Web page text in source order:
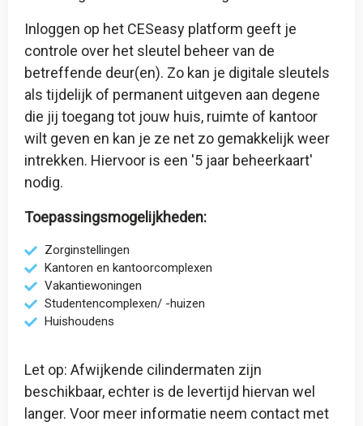
Inloggen op het CESeasy platform geeft je
controle over het sleutel beheer van de
betreffende deur(en). Zo kan je digitale sleutels
als tijdelijk of permanent uitgeven aan degene
die jij toegang tot jouw huis, ruimte of kantoor
wilt geven en kan je ze net zo gemakkelijk weer
intrekken. Hiervoor is een '5 jaar beheerkaart'
nodig.
Toepassingsmogelijkheden:
Zorginstellingen
Kantoren en kantoorcomplexen
Vakantiewoningen
Studentencomplexen/ -huizen
Huishoudens
Let op: Afwijkende cilindermaten zijn
beschikbaar, echter is de levertijd hiervan wel
langer. Voor meer informatie neem contact met